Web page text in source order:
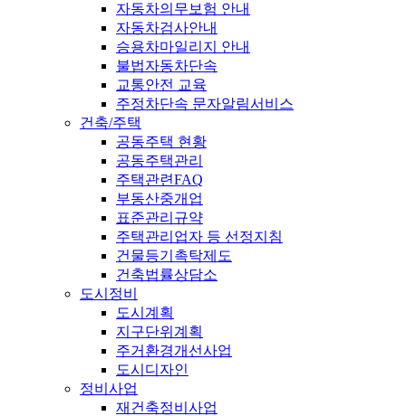
자동차의무보험 안내
자동차검사안내
승용차마일리지 안내
불법자동차단속
교통안전 교육
주정차단속 문자알림서비스
건축/주택
공동주택 현황
공동주택관리
주택관련FAQ
부동산중개업
표준관리규약
주택관리업자 등 선정지침
건물등기촉탁제도
건축법률상담소
도시정비
도시계획
지구단위계획
주거환경개선사업
도시디자인
정비사업
재건축정비사업